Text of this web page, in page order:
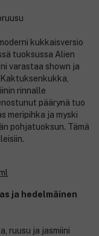
kukkaisversio
tuoksussa Alien
varastaa shown ja
rinnalle
päärynä tuo
meripihka ja myski
pohjatuoksun. Tämä
ja hedelmäinen
ruusu ja jasmiini